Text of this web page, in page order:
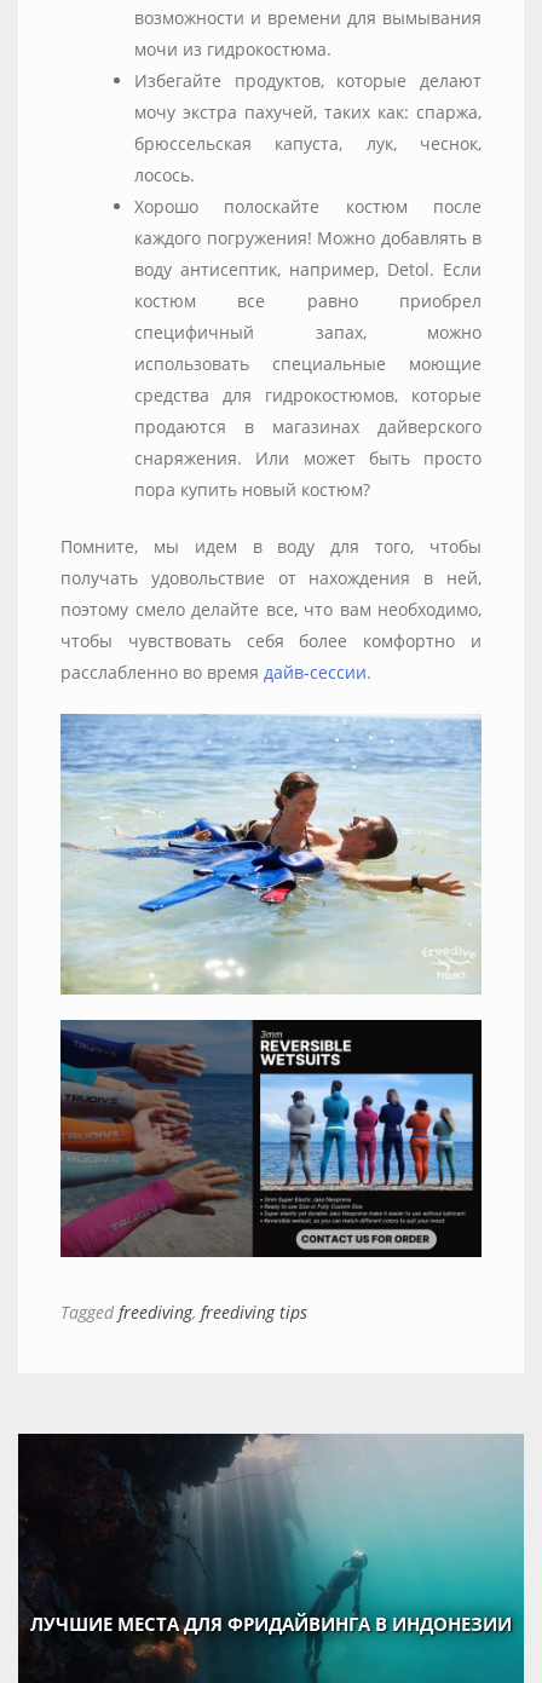
возможности и времени для вымывания
мочи из гидрокостюма.
Избегайте продуктов, которые делают
мочу экстра пахучей, таких как: спаржа,
брюссельская капуста, лук, чеснок,
лосось.
Хорошо полоскайте костюм после
каждого погружения! Можно добавлять в
воду антисептик, например, Detol. Если
костюм все равно приобрел
специфичный запах, можно
использовать специальные моющие
средства для гидрокостюмов, которые
продаются в магазинах дайверского
снаряжения. Или может быть просто
пора купить новый костюм?
Помните, мы идем в воду для того, чтобы
получать удовольствие от нахождения в ней,
поэтому смело делайте все, что вам необходимо,
чтобы чувствовать себя более комфортно и
расслабленно во время дайв-сессии.
Taggedfreediving, freediving tips
ЛУЧШИЕ МЕСТА ДЛЯ ФРИДАЙВИНГА В ИНДОНЕЗИИ